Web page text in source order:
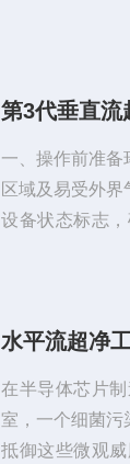
核心原理是利用
第3代垂直流
一、操作前准备
区域及易受外
设备状态标志
以处理净化工作
水平流超净
在半导体芯片
室，一个细菌污
抵御这些微观